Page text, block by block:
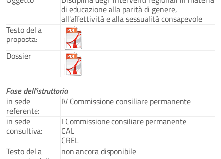
di educazione alla parità di genere,
all'affettività e alla sessualità consapevole
Testo della
proposta:
Dossier
Fase dell'istruttoria
in sede
referente:
IV Commissione consiliare permanente
in sede
consultiva:
I Commissione consiliare permanente
CAL
CREL
Testo della
non ancora disponibile